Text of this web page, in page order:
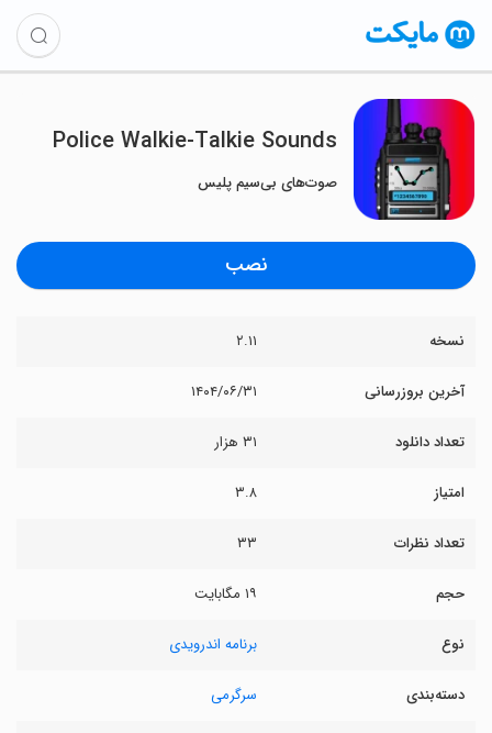
Police Walkie-Talkie Sounds
صوت‌های بی‌سیم پلیس
نصب
نسخه ۲.۱۱
آخرین بروزرسانی ۱۴۰۴/۰۶/۳۱
تعداد دانلود ۳۱ هزار
امتیاز ۳.۸
تعداد نظرات ۳۳
حجم ۱۹ مگابایت
نوع برنامه اندرویدی
دسته‌بندی سرگرمی